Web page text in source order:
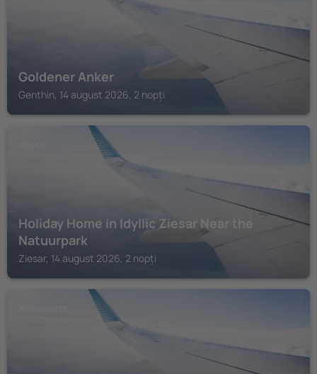
Goldener Anker
Genthin, 14 august 2026, 2 nopți
Holiday Home in Idyllic Ziesar Near the
Natuurpark
Ziesar, 14 august 2026, 2 nopți